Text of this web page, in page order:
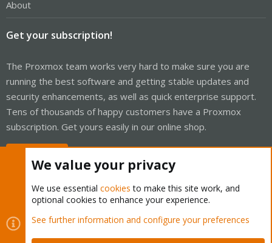
About
Get your subscription!
The Proxmox team works very hard to make sure you are
running the best software and getting stable updates and
security enhancements, as well as quick enterprise support.
Tens of thousands of happy customers have a Proxmox
subscription. Get yours easily in our online shop.
Cookies
Proxmox Support Forum - Light Mode
Contact us
Terms and rules Privacy policy Help Home
We value your privacy
We use essential cookies to make this site work, and
optional cookies to enhance your experience.
See further information and configure your preferences